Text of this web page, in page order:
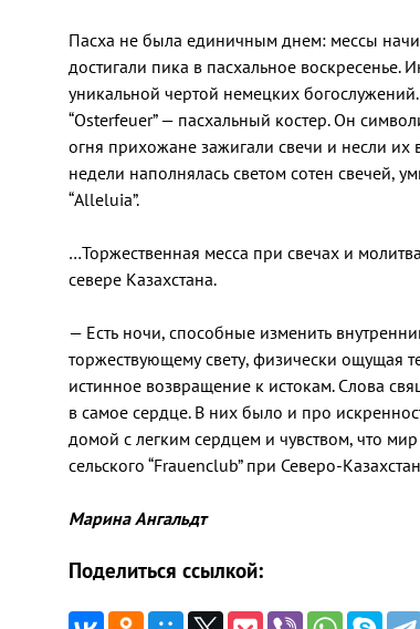
Пасха не была единичным днем: мессы
достигали пика в пасхальное
уникальной чертой немецких
“Osterfeuer” — пасхальный костер. Он
огня прихожане зажигали свечи и несли их
недели наполнялась светом сотен свечей,
“Alleluia”.
…Торжественная месса при свечах и
севере Казахстана.
— Есть ночи, способные изменить
торжествующему свету, физически ощущая
истинное возвращение к истокам. Слова
в самое сердце. В них было и про
домой с легким сердцем и чувством, что
сельского “Frauenclub” при Северо-
Марина Ангальдт
Поделиться ссылкой: